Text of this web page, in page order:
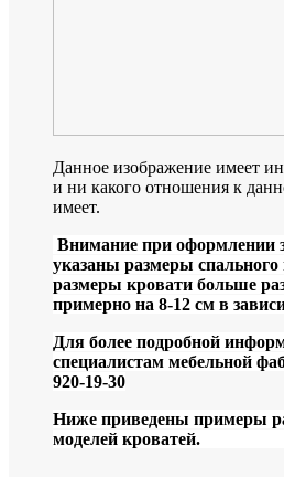
Данное изображение имеет
и ни какого отношения к
имеет.
Внимание при оформлении
указаны размеры
размеры кровати больше
примерно на 8-12 см в
Для более подробной
специалистам мебельной
920-19-30
Ниже приведены примеры
моделей кроватей.